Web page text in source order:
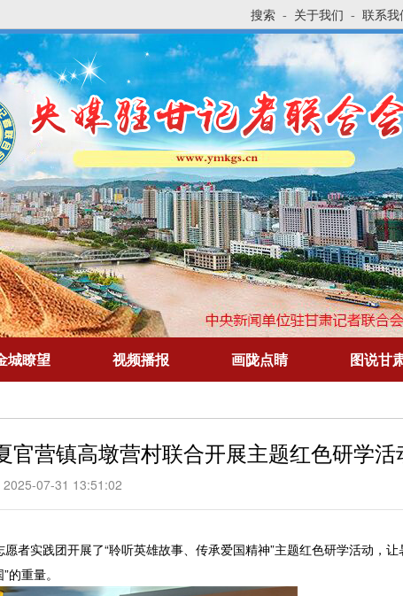
搜索 - 关于我们 - 联系我
城瞭望 视频播报 画陇点睛 图说甘
营镇高墩营村联合开展主题红色研学活
2025-07-31 13:51:02
者实践团开展了“聆听英雄故事、传承爱国精神”主题红色研学活动，让
重量。